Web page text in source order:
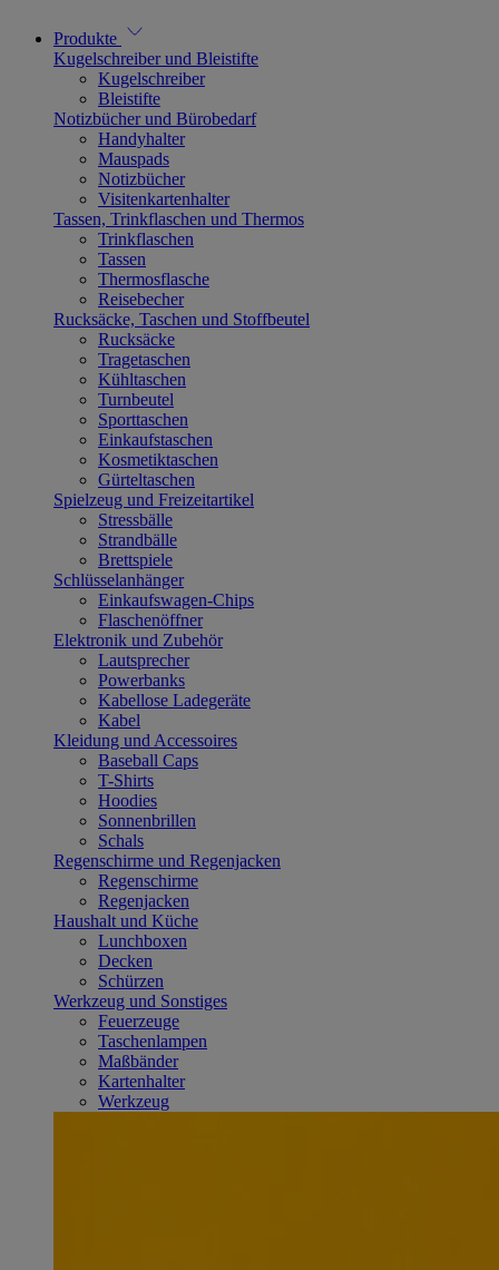
Produkte
Kugelschreiber und Bleistifte
Kugelschreiber
Bleistifte
Notizbücher und Bürobedarf
Handyhalter
Mauspads
Notizbücher
Visitenkartenhalter
Tassen, Trinkflaschen und Thermos
Trinkflaschen
Tassen
Thermosflasche
Reisebecher
Rucksäcke, Taschen und Stoffbeutel
Rucksäcke
Tragetaschen
Kühltaschen
Turnbeutel
Sporttaschen
Einkaufstaschen
Kosmetiktaschen
Gürteltaschen
Spielzeug und Freizeitartikel
Stressbälle
Strandbälle
Brettspiele
Schlüsselanhänger
Einkaufswagen-Chips
Flaschenöffner
Elektronik und Zubehör
Lautsprecher
Powerbanks
Kabellose Ladegeräte
Kabel
Kleidung und Accessoires
Baseball Caps
T-Shirts
Hoodies
Sonnenbrillen
Schals
Regenschirme und Regenjacken
Regenschirme
Regenjacken
Haushalt und Küche
Lunchboxen
Decken
Schürzen
Werkzeug und Sonstiges
Feuerzeuge
Taschenlampen
Maßbänder
Kartenhalter
Werkzeug